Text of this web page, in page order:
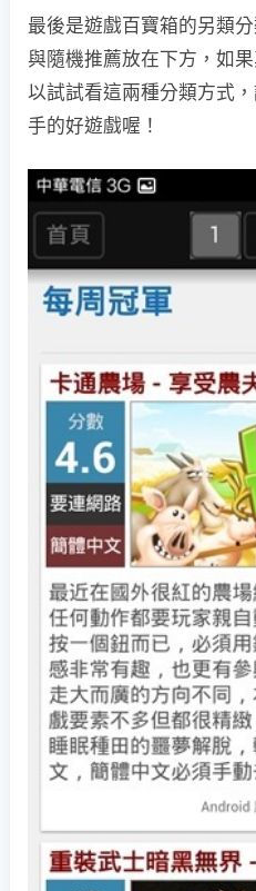
最後是遊戲百寶箱的另類
與隨機推薦放在下方，如
以試試看這兩種分類方式
手的好遊戲喔！